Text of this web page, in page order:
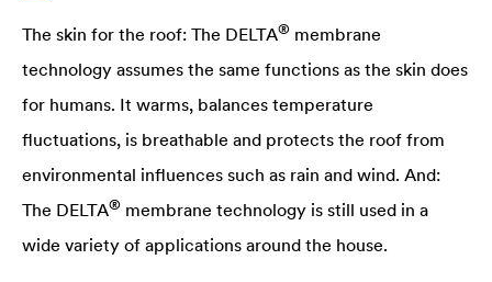
The skin for the roof: The DELTA® membrane
technology assumes the same functions as the skin does
for humans. It warms, balances temperature
fluctuations, is breathable and protects the roof from
environmental influences such as rain and wind. And:
The DELTA® membrane technology is still used in a
wide variety of applications around the house.